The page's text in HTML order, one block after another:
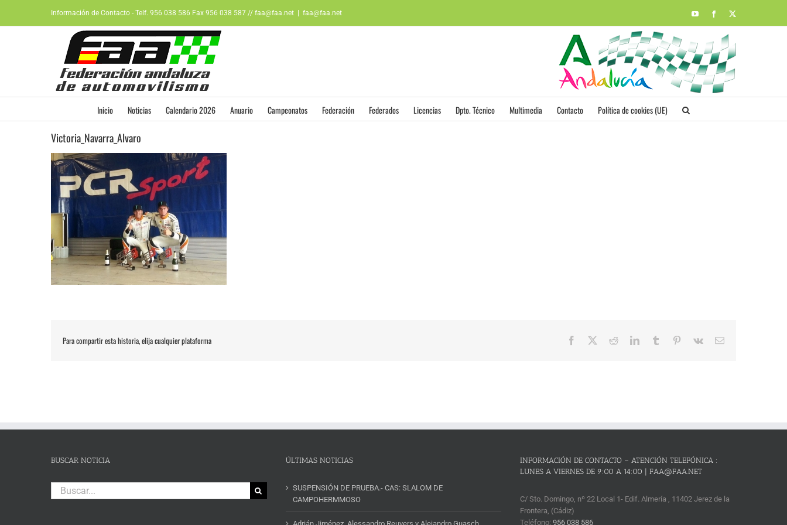
contenido
Información de Contacto - Telf. 956 038 586 Fax 956 038 587 // faa@faa.net faa@faa.net YouTubeFacebook
Inicio Noticias Calendario 2026 Anuario Campeonatos Federación Federados Licencias Dpto. Técnico Multimedia Contacto Política de cookies (UE)
Victoria_Navarra_Alvaro
Para compartir esta historia, elija cualquier plataforma Facebook RedditLinkedInTumblr Pinterest
Vk
Correo
BUSCAR NOTICIA
Buscar:
ÚLTIMAS NOTICIAS
SUSPENSIÓN DE PRUEBA.- CAS: SLALOM DE
CAMPOHERMMOSO
INFORMACIÓN DE CONTACTO – ATENCIÓN TELEFÓNICA :
LUNES A VIERNES DE 9:00 A 14:00 | FAA@FAA.NET
C/ Sto. Domingo, nº 22 Local 1- Edif. Almería , 11402 Jerez de la
Frontera, (Cádiz)
Teléfono:956 038 586